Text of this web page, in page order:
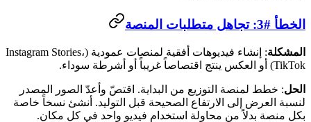
الخطأ #3: تجاهل متطلبات المنصة
المشكلة
: إنشاء فيديوهات أفقية لمنصات عمودية (Instagram Stories،
TikTok) أو العكس ينتج اقتصاصاً غريباً أو أشرطة سوداء.
الحل: خطط لمنصة التوزيع من البداية. اقتصّ وأعدّ الصور المصدر
لنسبة العرض إلى الارتفاع الصحيحة قبل التوليد. أنشئ نسخاً خاصة
بكل منصة بدلاً من محاولة استخدام فيديو واحد في كل مكان.